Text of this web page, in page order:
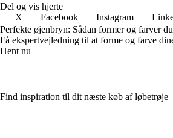
Del og vis hjerte
X
Facebook Instagram
Perfekte øjenbryn: Sådan former og farver
Få ekspertvejledning til at forme og farve
Hent nu
Find inspiration til dit næste køb af løbetrøje